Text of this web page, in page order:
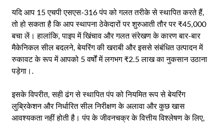
यदि आप 15 एचपी एसएस-316 पंप को गलत तरीके से स्थापित करते हैं,
तो हो सकता है कि आप स्थापना ठेकेदारों पर शुरुआती तौर पर ₹45,000
बचा लें। हालांकि, पाइप में खिंचाव और गलत संरेखण के कारण बार-बार
मैकेनिकल सील बदलने, बेयरिंग की खराबी और इससे संबंधित उत्पादन में
रुकावट के रूप में आपको 5 वर्षों में लगभग ₹2.5 लाख का नुकसान उठाना
पड़ेगा।.
इसके विपरीत, सही ढंग से स्थापित पंप को नियमित रूप से बेयरिंग
लुब्रिकेशन और निर्धारित सील निरीक्षण के अलावा और कुछ खास
आवश्यकता नहीं होती है। पंप के जीवनचक्र के वित्तीय विश्लेषण के लिए,